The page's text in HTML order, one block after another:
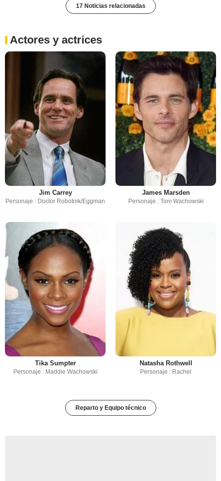
17 Noticias relacionadas
Actores y actrices
Jim Carrey
Personaje : Doctor Robotnik/Eggman
James Marsden
Personaje : Tom Wachowski
Tika Sumpter
Personaje : Maddie Wachowski
Natasha Rothwell
Personaje : Rachel
Reparto y Equipo técnico